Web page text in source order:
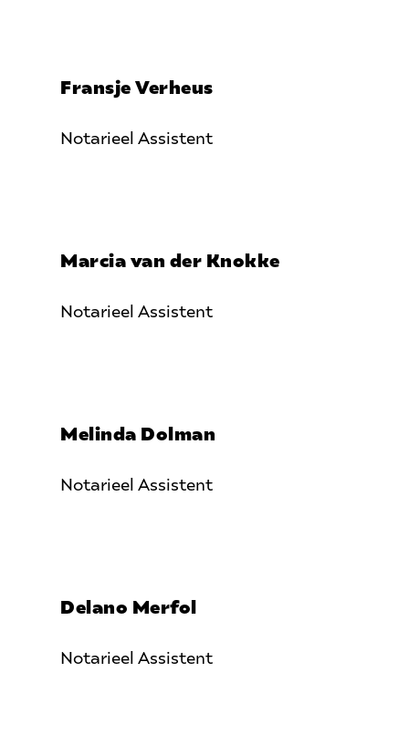
Fransje Verheus
Notarieel Assistent
Marcia van der Knokke
Notarieel Assistent
Melinda Dolman
Notarieel Assistent
Delano Merfol
Notarieel Assistent